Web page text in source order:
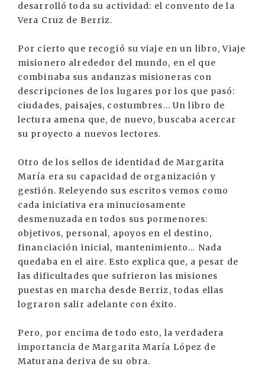
desarrolló toda su actividad: el convento de la
Vera Cruz de Berriz.
Por cierto que recogió su viaje en un libro, Viaje
misionero alrededor del mundo, en el que
combinaba sus andanzas misioneras con
descripciones de los lugares por los que pasó:
ciudades, paisajes, costumbres... Un libro de
lectura amena que, de nuevo, buscaba acercar
su proyecto a nuevos lectores.
Otro de los sellos de identidad de Margarita
María era su capacidad de organización y
gestión. Releyendo sus escritos vemos como
cada iniciativa era minuciosamente
desmenuzada en todos sus pormenores:
objetivos, personal, apoyos en el destino,
financiación inicial, mantenimiento... Nada
quedaba en el aire. Esto explica que, a pesar de
las dificultades que sufrieron las misiones
puestas en marcha desde Berriz, todas ellas
lograron salir adelante con éxito.
Pero, por encima de todo esto, la verdadera
importancia de Margarita María López de
Maturana deriva de su obra.